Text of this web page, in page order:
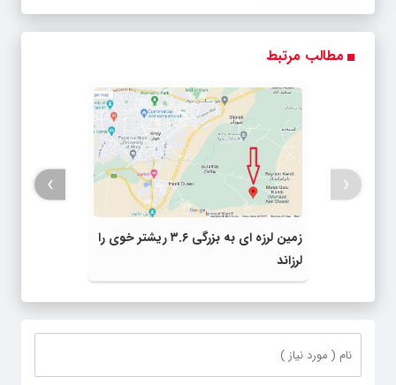
مطالب مرتبط
زمین لرزه ای به بزرگی ۳.۶ ریشتر خوی را
لرزاند
‹
›